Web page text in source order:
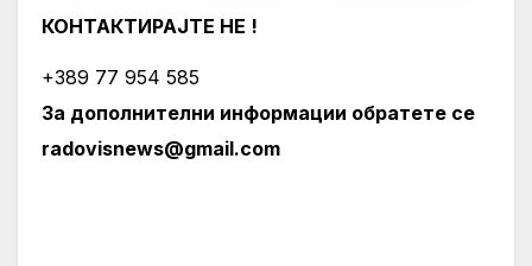
КОНТАКТИРАЈТЕ НЕ !
+389 77 954 585
За дополнителни информации обратете се
radovisnews@gmail.com